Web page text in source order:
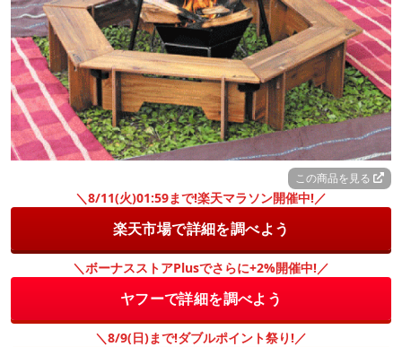
この商品を見る
＼8/11(火)01:59まで!楽天マラソン開催中!／
楽天市場で詳細を調べよう
＼ボーナスストアPlusでさらに+2%開催中!／
ヤフーで詳細を調べよう
＼8/9(日)まで!ダブルポイント祭り!／